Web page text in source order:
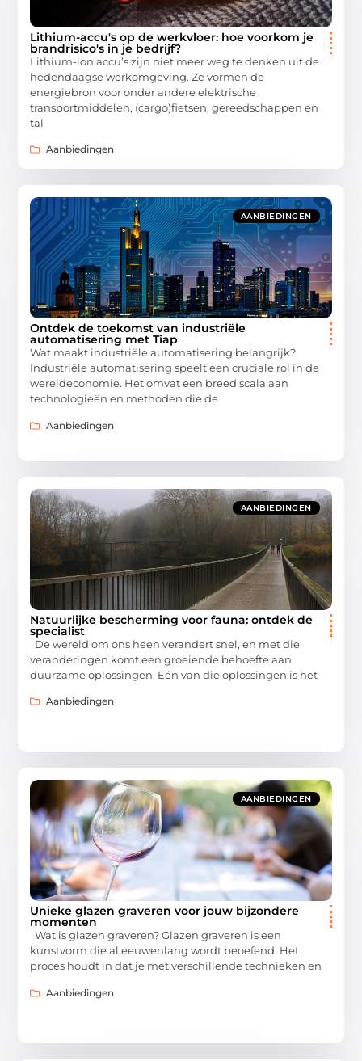
Lithium-accu's op de werkvloer: hoe voorkom je
brandrisico's in je bedrijf?
Lithium-ion accu’s zijn niet meer weg te denken uit de
hedendaagse werkomgeving. Ze vormen de
energiebron voor onder andere elektrische
transportmiddelen, (cargo)fietsen, gereedschappen en
tal
Aanbiedingen
AANBIEDINGEN
Ontdek de toekomst van industriële
automatisering met Tiap
Wat maakt industriële automatisering belangrijk?
Industriële automatisering speelt een cruciale rol in de
wereldeconomie. Het omvat een breed scala aan
technologieën en methoden die de
Aanbiedingen
AANBIEDINGEN
Natuurlijke bescherming voor fauna: ontdek de
specialist
De wereld om ons heen verandert snel, en met die
veranderingen komt een groeiende behoefte aan
duurzame oplossingen. Eén van die oplossingen is het
Aanbiedingen
AANBIEDINGEN
Unieke glazen graveren voor jouw bijzondere
momenten
Wat is glazen graveren? Glazen graveren is een
kunstvorm die al eeuwenlang wordt beoefend. Het
proces houdt in dat je met verschillende technieken en
Aanbiedingen